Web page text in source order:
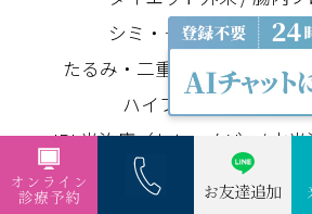
シミ・そばかす
しわ
たるみ・二重あご
目の下の
ハイフ（ニューダブロ
IPL光治療（セレックV）
水
エレクトロポレーション（